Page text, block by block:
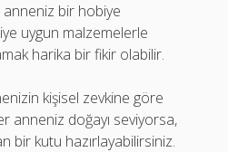
anneniz bir hobiye
uygun malzemelerle
harika bir fikir olabilir.
kişisel zevkine göre
anneniz doğayı seviyorsa,
bir kutu hazırlayabilirsiniz.